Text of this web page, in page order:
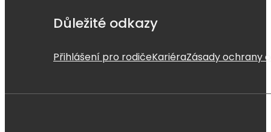
Důležité odkazy
Přihlášení pro rodičeKariéraZásady ochrany